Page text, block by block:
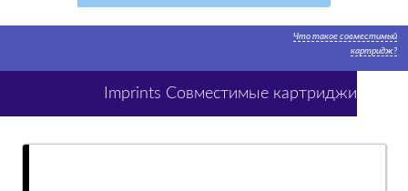
Что такое совместимый
картридж?
Imprints Совместимые картриджи